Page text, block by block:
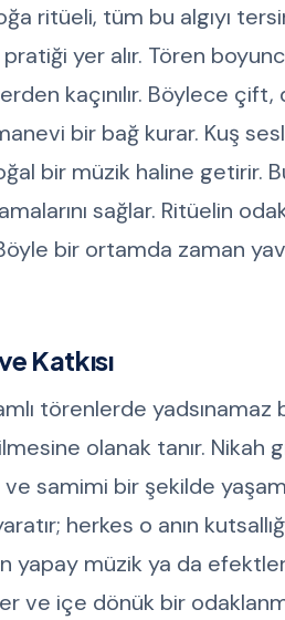
ritüeli, tüm bu algıyı
yer alır. Tören
kaçınılır. Böylece
bir bağ kurar. Kuş
bir müzik haline getirir.
sağlar. Ritüelin
bir ortamda zaman
Katkısı
törenlerde
olanak tanır. Nikah
ve samimi bir şekilde
herkes o anın
yapay müzik ya da
ve içe dönük bir